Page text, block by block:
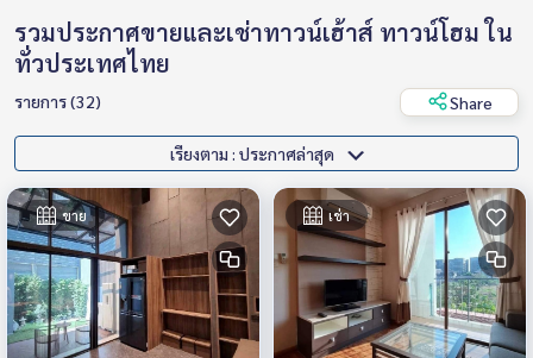
รวมประกาศขายและเช่าทาวน์เฮ้าส์ ทาวน์โฮม ใน
ทั่วประเทศไทย
รายการ (32) Share
เรียงตาม : ประกาศล่าสุด
ขาย เช่า